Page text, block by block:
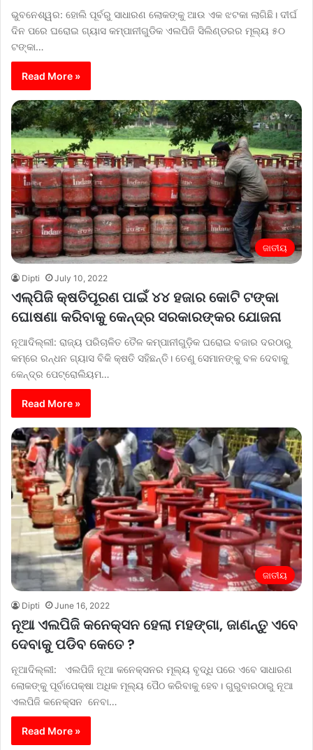
ଭୁବନେଶ୍ୱର: ହୋଲି ପୂର୍ବରୁ ସାଧାରଣ ଲୋକଙ୍କୁ ଆଉ ଏକ ଝଟକା ଲାଗିଛି। ଦୀର୍ଘ
ଦିନ ପରେ ଘରୋଇ ଗ୍ୟାସ କମ୍ପାନୀଗୁଡିକ ଏଲପିଜି ସିଲିଣ୍ଡରର ମୂଲ୍ୟ ୫୦
ଟଙ୍କା…
Read More »
ଜାତୀୟ
Dipti July 10, 2022
ଏଲ୍‌ପିଜି କ୍ଷତିପୂରଣ ପାଇଁ ୪୪ ହଜାର କୋଟି ଟଙ୍କା
ଘୋଷଣା କରିବାକୁ କେନ୍ଦ୍ର ସରକାରଙ୍କର ଯୋଜନା
ନୂଆଦିଲ୍ଲୀ: ରାଜ୍ୟ ପରିଚାଳିତ ତୈଳ କମ୍ପାନୀଗୁଡ଼ିକ ଘରୋଇ ବଜାର ଦରଠାରୁ
କମ୍‌ରେ ରନ୍ଧନ ଗ୍ୟାସ ବିକି କ୍ଷତି ସହିଛନ୍ତି। ତେଣୁ ସେମାନଙ୍କୁ ବଳ ଦେବାକୁ
କେନ୍ଦ୍ର ପେଟ୍ରୋଲିୟମ…
Read More »
ଜାତୀୟ
Dipti June 16, 2022
ନୂଆ ଏଲପିଜି କନେକ୍ସନ ହେଲା ମହଙ୍ଗା, ଜାଣନ୍ତୁ ଏବେ
ଦେବାକୁ ପଡିବ କେତେ ?
ନୂଆଦିଲ୍ଲୀ: ଏଲପିଜି ନୂଆ କନେକ୍ସନର ମୂଲ୍ୟ ବୃଦ୍ଧି ପରେ ଏବେ ସାଧାରଣ
ଲୋକଙ୍କୁ ପୂର୍ବାପେକ୍ଷା ଅଧିକ ମୂଲ୍ୟ ପୈଠ କରିବାକୁ ହେବ। ଗୁରୁବାରଠାରୁ ନୂଆ
ଏଲପିଜି କନେକ୍ସନ ନେବା…
Read More »